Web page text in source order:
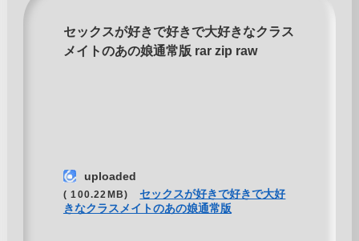
セックスが好きで好きで大好きなクラス
メイトのあの娘通常版 rar zip raw
uploaded
( 100.22MB)
セックスが好きで好きで大好
きなクラスメイトのあの娘通常版